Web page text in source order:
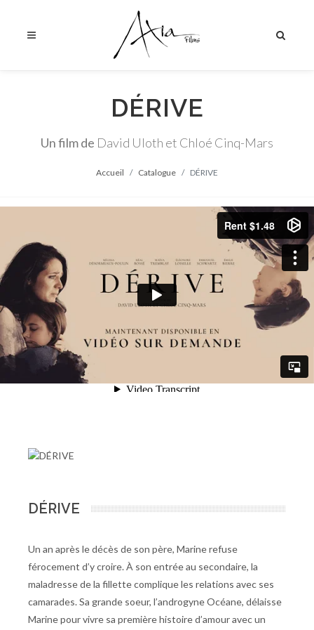
DÉRIVE
Un film de David Uloth et Chloé Cinq-Mars
Accueil Catalogue DÉRIVE
DÉRIVE
Un an après le décès de son père, Marine refuse
férocement d’y croire. À son entrée au secondaire, la
maladresse de la fillette complique les relations avec ses
camarades. Sa grande soeur, l’androgyne Océane, délaisse
Marine pour vivre sa première histoire d’amour avec un